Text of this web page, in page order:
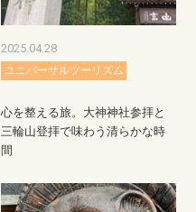
2025.04.28
ユニバーサルツーリズム
心を整える旅。大神神社参拝と
三輪山登拝で味わう清らかな時
間